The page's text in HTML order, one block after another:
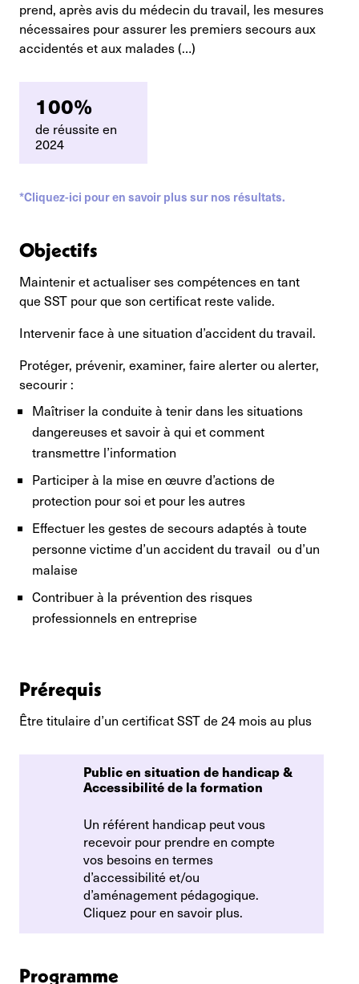
prend, après avis du médecin du travail, les mesures
nécessaires pour assurer les premiers secours aux
accidentés et aux malades (…)
100%
de réussite en
2024
*Cliquez-ici pour en savoir plus sur nos résultats.
Objectifs
Maintenir et actualiser ses compétences en tant
que SST pour que son certificat reste valide.
Intervenir face à une situation d’accident du travail.
Protéger, prévenir, examiner, faire alerter ou alerter,
secourir :
Maîtriser la conduite à tenir dans les situations
dangereuses et savoir à qui et comment
transmettre l’information
Participer à la mise en œuvre d’actions de
protection pour soi et pour les autres
Effectuer les gestes de secours adaptés à toute
personne victime d’un accident du travail ou d’un
malaise
Contribuer à la prévention des risques
professionnels en entreprise
Prérequis
Être titulaire d’un certificat SST de 24 mois au plus
Public en situation de handicap &
Accessibilité de la formation
Un référent handicap peut vous
recevoir pour prendre en compte
vos besoins en termes
d’accessibilité et/ou
d’aménagement pédagogique.
Cliquez pour en savoir plus.
Programme